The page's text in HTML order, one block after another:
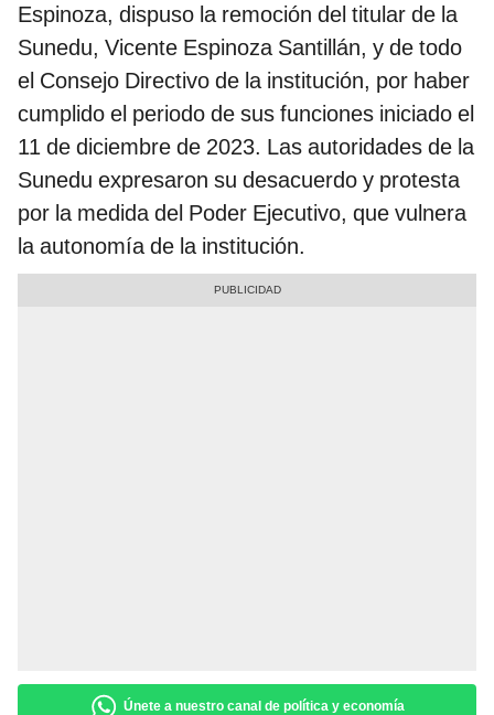
Espinoza, dispuso la remoción del titular de la
Sunedu, Vicente Espinoza Santillán, y de todo
el Consejo Directivo de la institución, por haber
cumplido el periodo de sus funciones iniciado el
11 de diciembre de 2023. Las autoridades de la
Sunedu expresaron su desacuerdo y protesta
por la medida del Poder Ejecutivo, que vulnera
la autonomía de la institución.
Únete a nuestro canal de política y economía